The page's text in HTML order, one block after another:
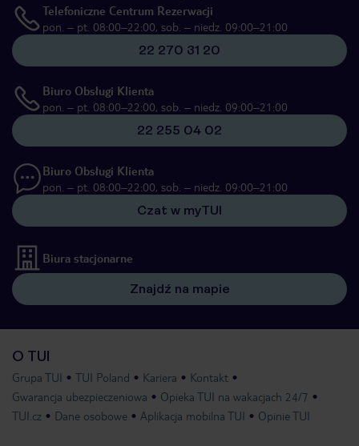
Telefoniczne Centrum Rezerwacji
pon. – pt. 08:00–22:00, sob. – niedz. 09:00–21:00
22 270 31 20
Biuro Obsługi Klienta
pon. – pt. 08:00–22:00, sob. – niedz. 09:00–21:00
22 255 04 02
Biuro Obsługi Klienta
pon. – pt. 08:00–22:00, sob. – niedz. 09:00–21:00
Czat w myTUI
Biura stacjonarne
Znajdź na mapie
O TUI
Grupa TUI TUI Poland Kariera
Kontakt
Gwarancja ubezpieczeniowa
Opieka TUI na wakacjach 24/7
TUI.cz
Dane osobowe Aplikacja mobilna TUI Opinie TUI